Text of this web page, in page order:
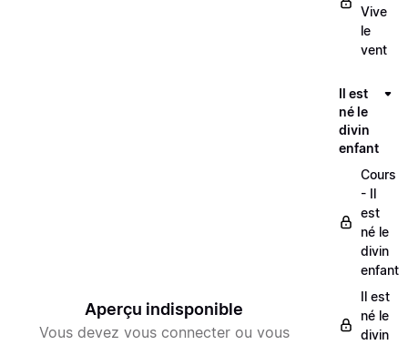
Aperçu indisponible
Vous devez vous connecter ou vous
Vive
le
vent
Il est
né le
divin
enfant
Cours
- Il
est
né le
divin
enfant
Il est
né le
divin